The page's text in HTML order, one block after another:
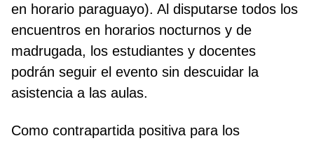
en horario paraguayo). Al disputarse todos los
encuentros en horarios nocturnos y de
madrugada, los estudiantes y docentes
podrán seguir el evento sin descuidar la
asistencia a las aulas.
Como contrapartida positiva para los